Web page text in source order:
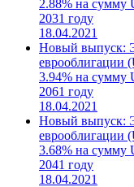
2.88% на сумму
2031 году
18.04.2021
Новый выпуск:
еврооблигации
3.94% на сумму
2061 году
18.04.2021
Новый выпуск:
еврооблигации
3.68% на сумму
2041 году
18.04.2021